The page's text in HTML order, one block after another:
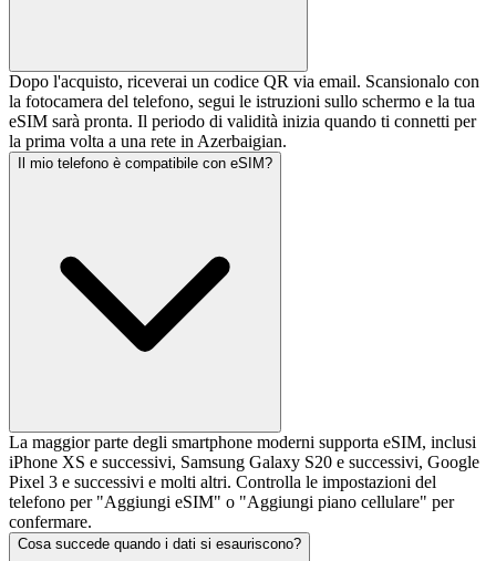
Dopo l'acquisto, riceverai un codice QR via email. Scansionalo con
la fotocamera del telefono, segui le istruzioni sullo schermo e la tua
eSIM sarà pronta. Il periodo di validità inizia quando ti connetti per
la prima volta a una rete in Azerbaigian.
Il mio telefono è compatibile con eSIM?
La maggior parte degli smartphone moderni supporta eSIM, inclusi
iPhone XS e successivi, Samsung Galaxy S20 e successivi, Google
Pixel 3 e successivi e molti altri. Controlla le impostazioni del
telefono per "Aggiungi eSIM" o "Aggiungi piano cellulare" per
confermare.
Cosa succede quando i dati si esauriscono?